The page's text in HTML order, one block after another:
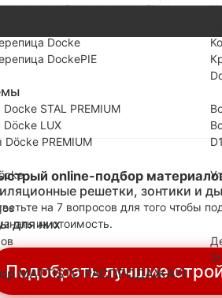
гибкая черепица Docke
Docke
DockePIE
STAL PREMIUM
LUX
PREMIUM
решетки, зонтики и
для них
MATTISTO РАСПРОДАЖА!!!
online-подбор
на 7 вопросов для того чтобы
их стоимость.
Подобрать лучшие